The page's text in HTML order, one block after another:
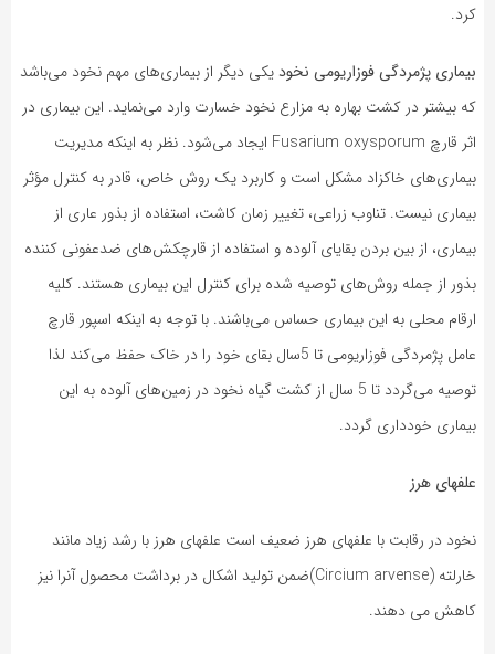
کرد.
بیماری پژمردگی فوزاریومی نخود یکی دیگر از بیماری‌های مهم نخود می‌باشد
که بیشتر در کشت بهاره به مزارع نخود خسارت وارد می‌نماید. این بیماری در
اثر قارچ Fusarium oxysporum ایجاد می‌شود. نظر به اینکه مدیریت
بیماری‌های خاکزاد مشکل است و کاربرد یک روش خاص، قادر به کنترل مؤثر
بیماری نیست. تناوب زراعی، تغییر زمان کاشت، استفاده از بذور عاری از
بیماری، از بین بردن بقایای آلوده و استفاده از قارچکش‌های ضدعفونی کننده
بذور از جمله روش‌های توصیه شده برای کنترل این بیماری هستند. کلیه
ارقام محلی به این بیماری حساس می‌باشند. با توجه به اینکه اسپور قارچ
عامل پژمردگی فوزاریومی تا 5سال بقای خود را در خاک حفظ می‌کند لذا
توصیه می‌گردد تا 5 سال از کشت گیاه نخود در زمین‌های آلوده به این
بیماری خودداری گردد.
علفهای هرز
نخود در رقابت با علفهای هرز ضعیف است علفهای هرز با رشد زیاد مانند
خارلته (Circium arvense)ضمن تولید اشکال در برداشت محصول آنرا نیز
کاهش می دهند.